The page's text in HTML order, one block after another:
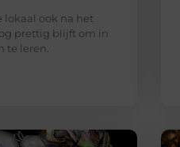
lokaal ook na het
prettig blijft om in
te leren.